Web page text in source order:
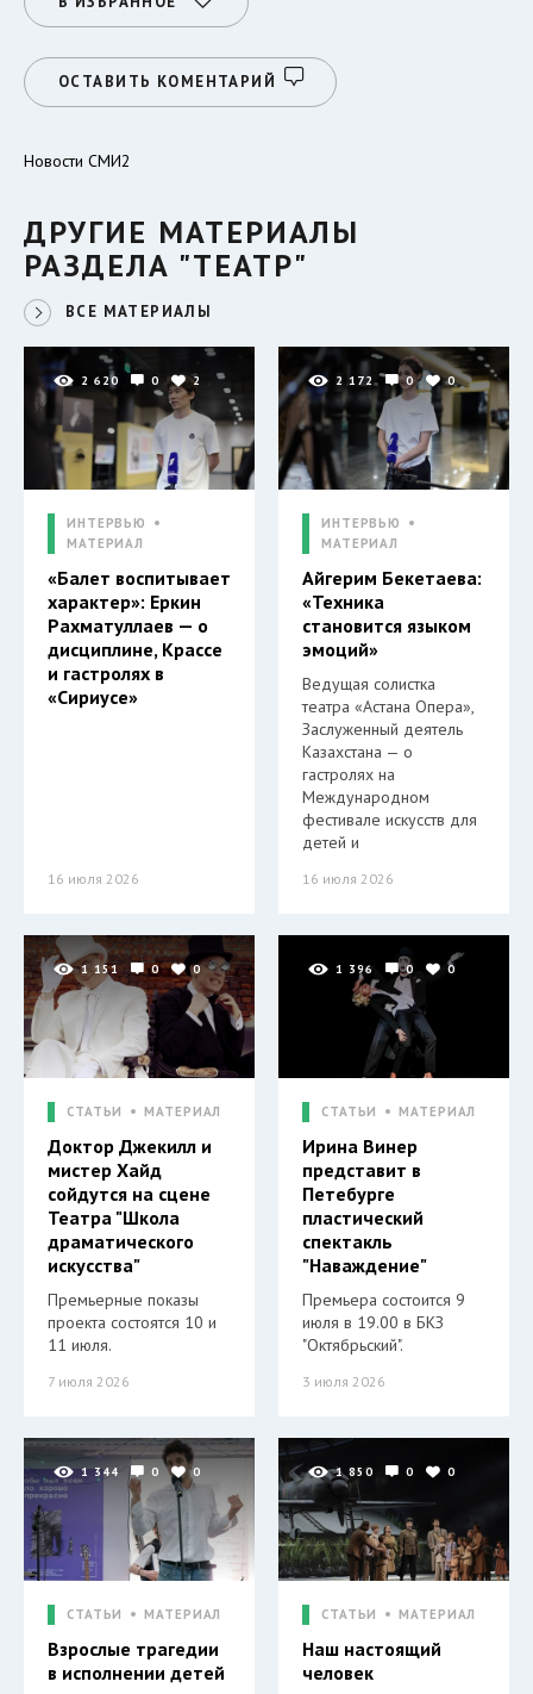
ОСТАВИТЬ КОМЕНТАРИЙ
Новости СМИ2
ДРУГИЕ МАТЕРИАЛЫ
РАЗДЕЛА "ТЕАТР"
ВСЕ МАТЕРИАЛЫ
2 620 0 2
ИНТЕРВЬЮ
МАТЕРИАЛ
«Балет воспитывает
характер»: Еркин
Рахматуллаев — о
дисциплине, Крассе
и гастролях в
«Сириусе»
16 июля 2026
2 172 0 0
ИНТЕРВЬЮ
МАТЕРИАЛ
Айгерим Бекетаева:
«Техника
становится языком
эмоций»
Ведущая солистка
театра «Астана Опера»,
Заслуженный деятель
Казахстана — о
гастролях на
Международном
фестивале искусств для
детей и
16 июля 2026
1 151 0 0
СТАТЬИ МАТЕРИАЛ
Доктор Джекилл и
мистер Хайд
сойдутся на сцене
Театра "Школа
драматического
искусства"
Премьерные показы
проекта состоятся 10 и
11 июля.
7 июля 2026
1 396 0 0
СТАТЬИ МАТЕРИАЛ
Ирина Винер
представит в
Петебурге
пластический
спектакль
"Наваждение"
Премьера состоится 9
июля в 19.00 в БКЗ
"Октябрьский".
3 июля 2026
1 344 0 0
СТАТЬИ МАТЕРИАЛ
Взрослые трагедии
в исполнении детей
1 850 0 0
СТАТЬИ МАТЕРИАЛ
Наш настоящий
человек